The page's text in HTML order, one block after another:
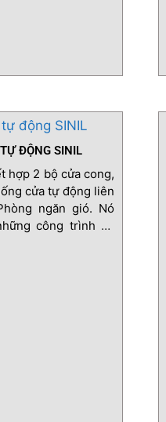
ĐỘNG SINIL
hợp 2 bộ cửa cong,
cửa tự động liên
ngăn gió. Nó
công trình sử